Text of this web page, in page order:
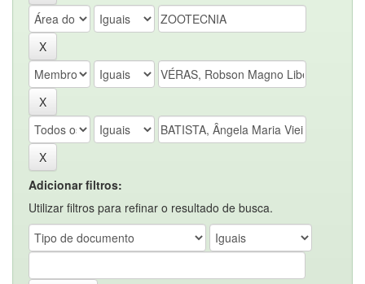
Adicionar filtros:
Utilizar filtros para refinar o resultado de busca.